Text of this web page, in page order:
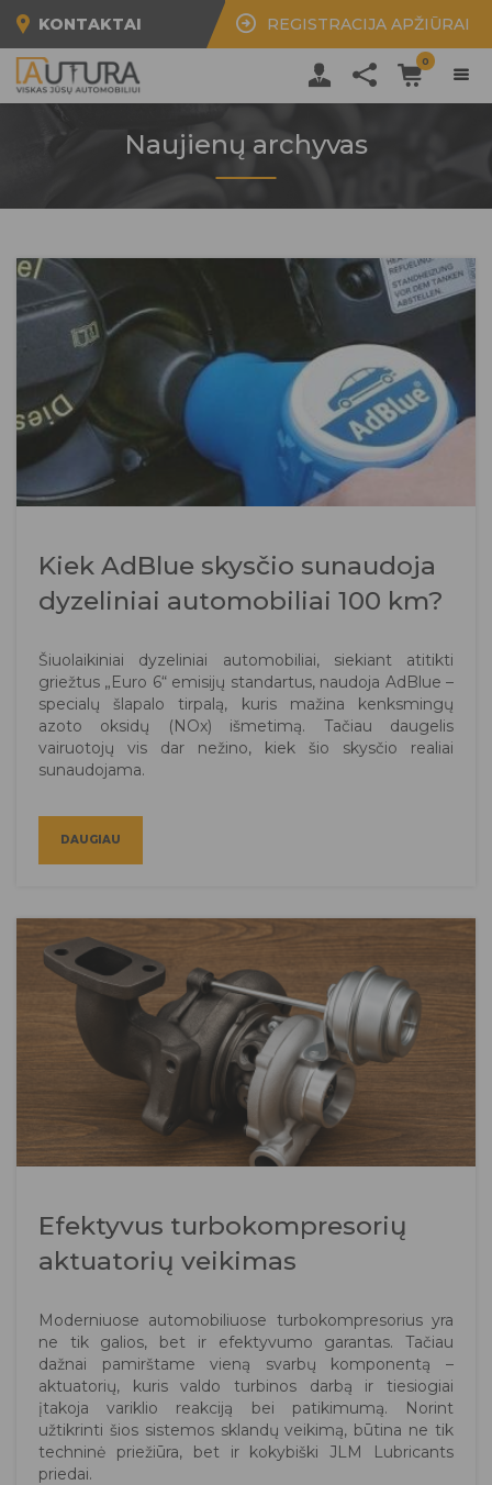
KONTAKTAI REGISTRACIJA APŽIŪRAI
0
Naujienų archyvas
Kiek AdBlue skysčio sunaudoja
dyzeliniai automobiliai 100 km?
Šiuolaikiniai dyzeliniai automobiliai, siekiant atitikti
griežtus „Euro 6“ emisijų standartus, naudoja AdBlue –
specialų šlapalo tirpalą, kuris mažina kenksmingų
azoto oksidų (NOx) išmetimą. Tačiau daugelis
vairuotojų vis dar nežino, kiek šio skysčio realiai
sunaudojama.
DAUGIAU
Efektyvus turbokompresorių
aktuatorių veikimas
Moderniuose automobiliuose turbokompresorius yra
ne tik galios, bet ir efektyvumo garantas. Tačiau
dažnai pamirštame vieną svarbų komponentą –
aktuatorių, kuris valdo turbinos darbą ir tiesiogiai
įtakoja variklio reakciją bei patikimumą. Norint
užtikrinti šios sistemos sklandų veikimą, būtina ne tik
techninė priežiūra, bet ir kokybiški JLM Lubricants
priedai.